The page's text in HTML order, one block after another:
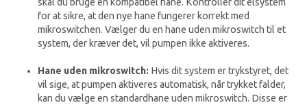
skal du bruge en kompatibel hane. Kontrollér dit elsystem
for at sikre, at den nye hane fungerer korrekt med
mikroswitchen. Vælger du en hane uden mikroswitch til et
system, der kræver det, vil pumpen ikke aktiveres.
Hane uden mikroswitch: Hvis dit system er trykstyret, det
vil sige, at pumpen aktiveres automatisk, når trykket falder,
kan du vælge en standardhane uden mikroswitch. Disse er